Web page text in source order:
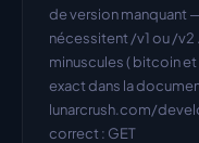
de version manquant
nécessitent /v1 ou /v2
minuscules ( bitcoin
exact dans la
lunarcrush.com/
correct : GET